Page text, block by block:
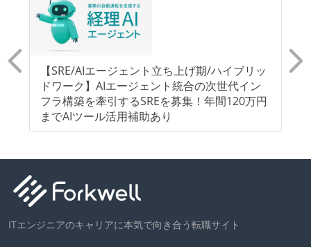
Code）の環境が整備されている
オープンな情報共有
KPI などチームの目標・実績値について、メンバーの
誰もがいつでも閲覧可能になっている
ドキュメントの整備やペアプロ、モブワークなど、ナ
レッジの共有を積極的に行っている（属人性を減らす
労働環境の自由度
フレックスタイム制または裁量労働制を採用している
メンバーの多様性
【SRE/AIエージェント立ち上げ期/ハイブリッ
ドワーク】AIエージェント統合の次世代イン
フラ構築を牽引するSREを募集！年間120万円
までAIツール活用補助あり
ITエンジニアのキャリアに本気で向き合う転職サイト